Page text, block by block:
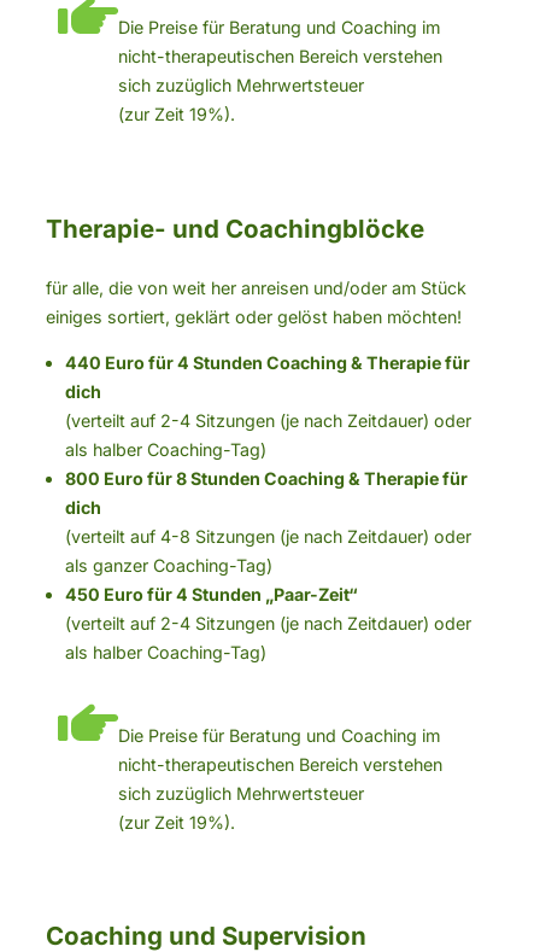
Die Preise für Beratung und Coaching im
nicht-therapeutischen Bereich verstehen
sich zuzüglich Mehrwertsteuer
(zur Zeit 19%).
Therapie- und Coachingblöcke
für alle, die von weit her anreisen und/oder am Stück
einiges sortiert, geklärt oder gelöst haben möchten!
440 Euro für 4 Stunden Coaching & Therapie für
dich
(verteilt auf 2-4 Sitzungen (je nach Zeitdauer) oder
als halber Coaching-Tag)
800 Euro für 8 Stunden Coaching & Therapie für
dich
(verteilt auf 4-8 Sitzungen (je nach Zeitdauer) oder
als ganzer Coaching-Tag)
450 Euro für 4 Stunden „Paar-Zeit“
(verteilt auf 2-4 Sitzungen (je nach Zeitdauer) oder
als halber Coaching-Tag)
Die Preise für Beratung und Coaching im
nicht-therapeutischen Bereich verstehen
sich zuzüglich Mehrwertsteuer
(zur Zeit 19%).
Coaching und Supervision